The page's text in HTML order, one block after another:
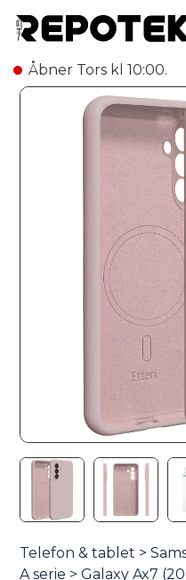
Åbner Tors kl 10:00.